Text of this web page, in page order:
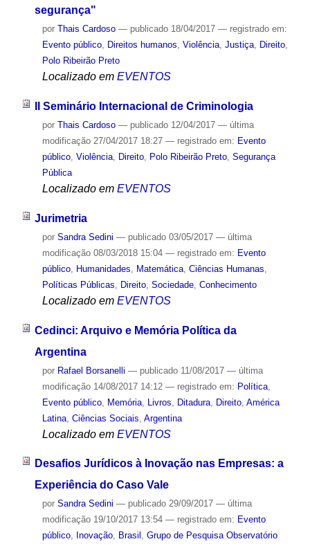
segurança"
por Thais Cardoso — publicado18/04/2017 — registrado em:
Evento público, Direitos humanos, Violência, Justiça, Direito,
Polo Ribeirão Preto
Localizado em EVENTOS
II Seminário Internacional de Criminologia
por Thais Cardoso — publicado12/04/2017 — última
modificação27/04/2017 18:27 — registrado em: Evento
público, Violência, Direito, Polo Ribeirão Preto, Segurança
Pública
Localizado em EVENTOS
Jurimetria
por Sandra Sedini — publicado03/05/2017 — última
modificação08/03/2018 15:04 — registrado em: Evento
público, Humanidades Matemática, Ciências Humanas
Políticas Públicas
Direito, Sociedade, Conhecimento
Localizado em EVENTOS
Cedinci: Arquivo e Memória Política da
Argentina
por Rafael Borsanelli — publicado11/08/2017 — última
modificação14/08/2017 14:12 — registrado em: Política,
Evento público, Memória, Livros Ditadura, Direito, América
Latina, Ciências Sociais Argentina
Localizado em EVENTOS
Desafios Jurídicos à Inovação nas Empresas: a
Experiência do Caso Vale
por Sandra Sedini — publicado29/09/2017 — última
modificação19/10/2017 13:54 — registrado em: Evento
público, Inovação, Brasil , Grupo de Pesquisa Observatório